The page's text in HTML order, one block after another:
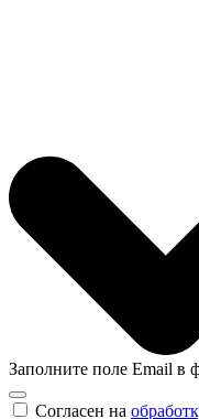
Заполните поле Email в
Согласен на